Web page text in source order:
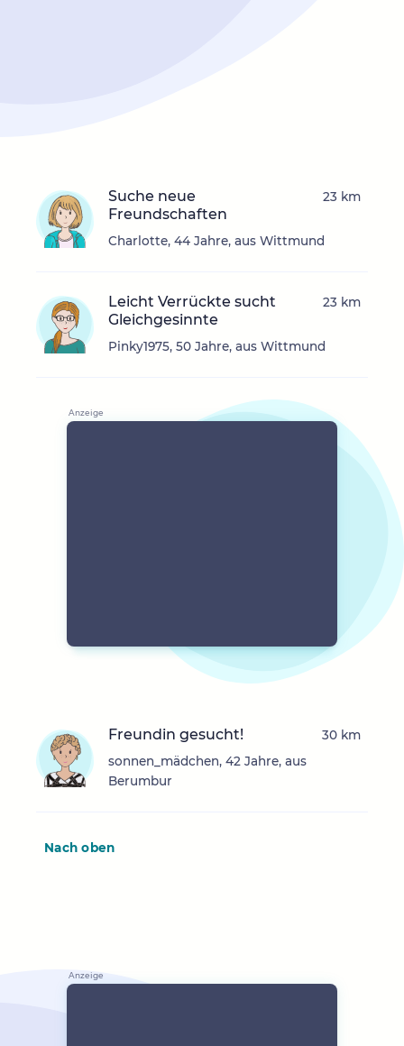
Suche neue
Freundschaften
Charlotte, 44 Jahre, aus Wittmund
23 km
Leicht Verrückte sucht
Gleichgesinnte
Pinky1975, 50 Jahre, aus Wittmund
23 km
Freundin gesucht!
sonnen_mädchen, 42 Jahre, aus
Berumbur
30 km
Nach oben